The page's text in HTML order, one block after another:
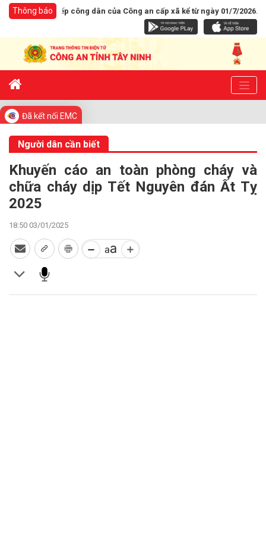
Thông báo
điểm tiếp công dân của Công an cấp xã kể từ ngày 01/7/2026.
Đã kết nối EMC
Người dân cần biết
Khuyến cáo an toàn phòng cháy và
chữa cháy dịp Tết Nguyên đán Ất Tỵ
2025
18:50 03/01/2025